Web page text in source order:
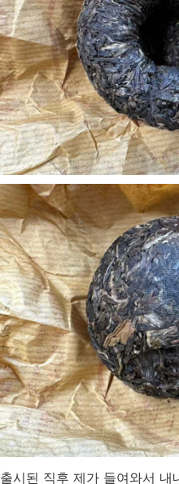
출시된 직후 제가 들여와서 내